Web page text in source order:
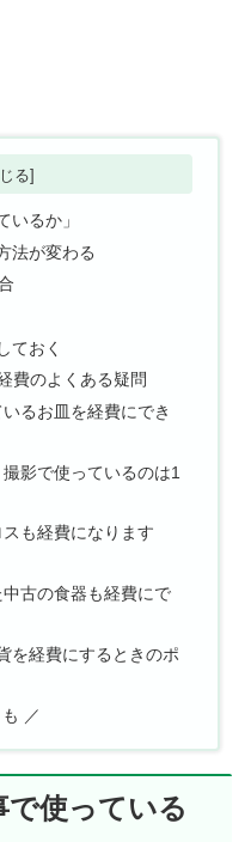
いるか」
法が変わる
ておく
費のよくある疑問
るお皿を経費にでき
影で使っているのは1
も経費になります
古の食器も経費にで
を経費にするときのポ
／
で使っている